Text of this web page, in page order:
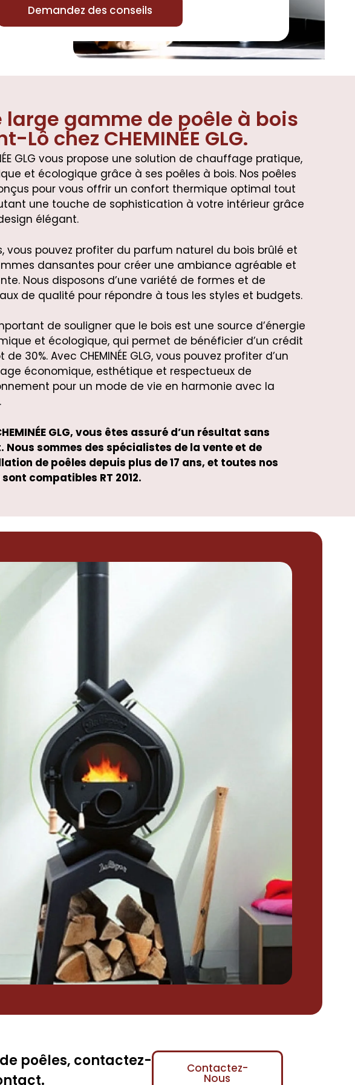
Demandez des conseils
large gamme de poêle à bois
Lô chez CHEMINÉE GLG.
GLG vous propose une solution de chauffage pratique,
et écologique grâce à ses poêles à bois. Nos poêles
pour vous offrir un confort thermique optimal tout
une touche de sophistication à votre intérieur grâce
élégant.
vous pouvez profiter du parfum naturel du bois brûlé et
dansantes pour créer une ambiance agréable et
Nous disposons d’une variété de formes et de
de qualité pour répondre à tous les styles et budgets.
de souligner que le bois est une source d’énergie
et écologique, qui permet de bénéficier d’un crédit
de 30%. Avec CHEMINÉE GLG, vous pouvez profiter d’un
économique, esthétique et respectueux de
pour un mode de vie en harmonie avec la
GLG, vous êtes assuré d’un résultat sans
Nous sommes des spécialistes de la vente et de
de poêles depuis plus de 17 ans, et toutes nos
compatibles RT 2012.
Contactez-
Nous
poêles, contactez-